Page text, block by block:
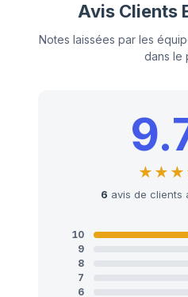
Avis Clients
Notes laissées par les
dans le
6 avis de clients
10
9
8
7
6